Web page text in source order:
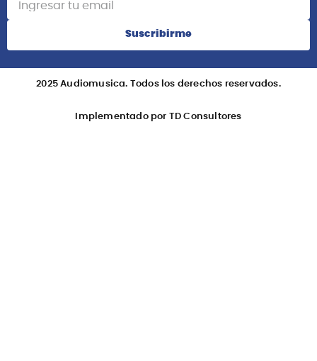
Suscribirme
2025 Audiomusica. Todos los derechos reservados.
Implementado por TD Consultores